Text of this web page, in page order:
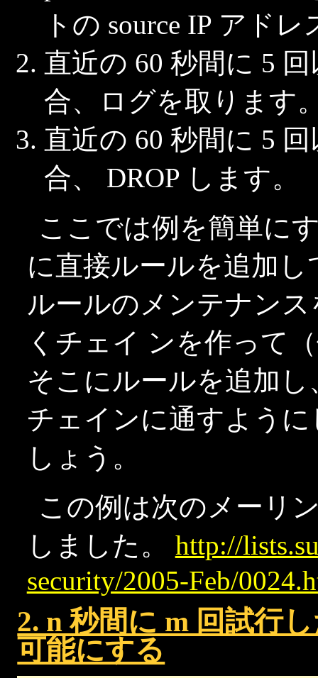
トの source IP アド
直近の 60 秒間に 5
合、ログを取ります
直近の 60 秒間に 5
合、 DROP します。
ここでは例を簡単に
に直接ルールを追加
ルールのメンテナン
くチェイ ンを作って
そこにルールを追加
チェインに通すよう
しょう。
この例は次のメーリ
しました。 http://
security/2005-Feb/
2. n 秒間に m 回試行
可能にする